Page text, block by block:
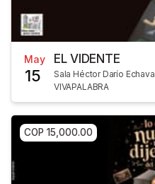
May
15
EL VIDENTE
Sala Héctor Darío
VIVAPALABRA
COP 15,000.00